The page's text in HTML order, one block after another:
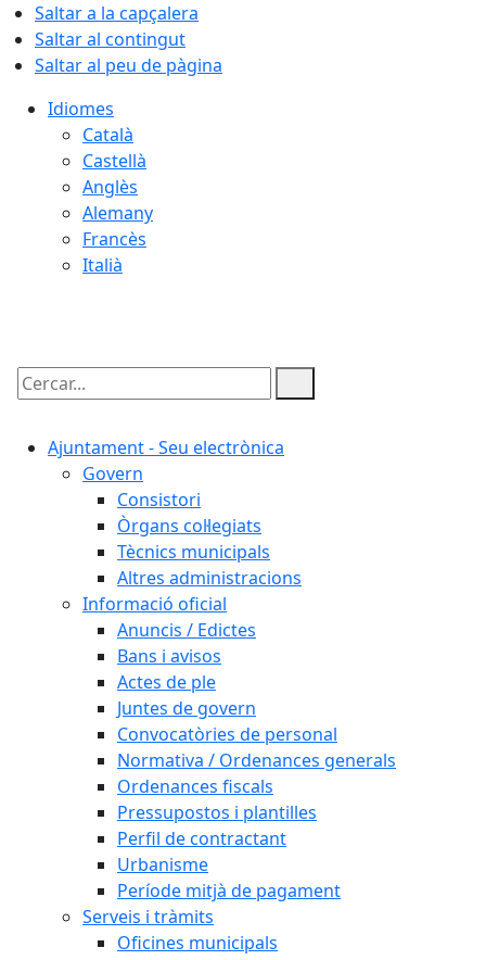
Saltar a la capçalera
Saltar al contingut
Saltar al peu de pàgina
Idiomes
Català
Castellà
Anglès
Alemany
Francès
Italià
Cercar:
Ajuntament - Seu electrònica
Govern
Consistori
Òrgans col·legiats
Tècnics municipals
Altres administracions
Informació oficial
Anuncis / Edictes
Bans i avisos
Actes de ple
Juntes de govern
Convocatòries de personal
Normativa / Ordenances generals
Ordenances fiscals
Pressupostos i plantilles
Perfil de contractant
Urbanisme
Període mitjà de pagament
Serveis i tràmits
Oficines municipals